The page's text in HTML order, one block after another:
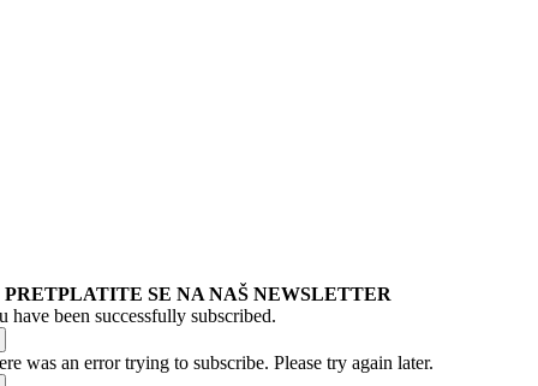
PRETPLATITE SE NA NAŠ NEWSLETTER
have been successfully subscribed.
was an error trying to subscribe. Please try again later.